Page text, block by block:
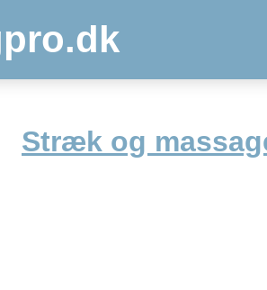
Stræk og